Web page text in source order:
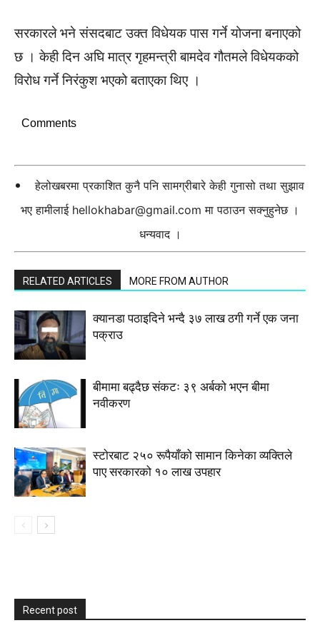
सरकारले भने संसदबाट उक्त विधेयक पास गर्ने योजना बनाएको
छ । केही दिन अघि मात्र गृहमन्त्री बामदेव गौतमले विधेयकको
विरोध गर्ने निरंकुश भएको बताएका थिए ।
Comments
हेलोखबरमा प्रकाशित कुनै पनि सामग्रीबारे केही गुनासो तथा सुझाव
भए हामीलाई hellokhabar@gmail.com मा पठाउन सक्नुहुनेछ ।
धन्यवाद ।
RELATED ARTICLES MORE FROM AUTHOR
क्यानडा पठाइदिने भन्दै ३७ लाख ठगी गर्ने एक जना
पक्राउ
बीमामा बढ्दैछ संकटः ३९ अर्बको भएन बीमा
नवीकरण
स्टाेरबाट २५० रूपैयाँको सामान किनेका व्यक्तिले
पाए सरकारको १० लाख उपहार
Recent post